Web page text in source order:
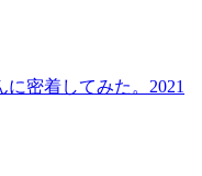
密着してみた。 2021